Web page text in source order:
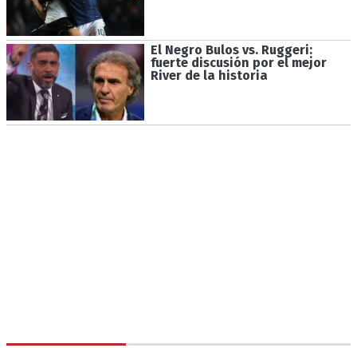
El Negro Bulos vs. Ruggeri:
fuerte discusión por el mejor
River de la historia